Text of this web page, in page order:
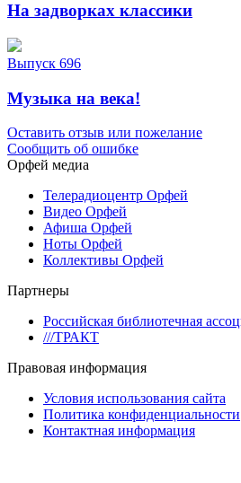
На задворках классики
Выпуск 696
Музыка на века!
Оставить отзыв или пожелание
Сообщить об ошибке
Орфей медиа
Телерадиоцентр Орфей
Видео Орфей
Афиша Орфей
Ноты Орфей
Коллективы Орфей
Партнеры
Российская библиотечная
///ТРАКТ
Правовая информация
Условия использования сайта
Политика конфиденциальности
Контактная информация